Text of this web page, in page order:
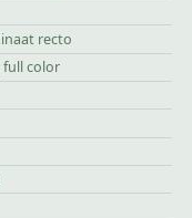
recto
color